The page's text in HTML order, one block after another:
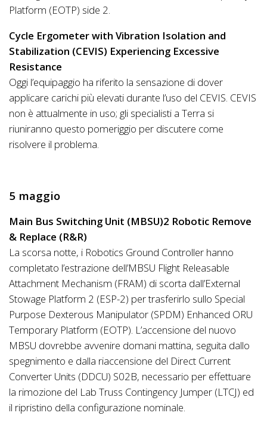
Platform (EOTP) side 2.
Cycle Ergometer with Vibration Isolation and
Stabilization (CEVIS) Experiencing Excessive
Resistance
Oggi l’equipaggio ha riferito la sensazione di dover
applicare carichi più elevati durante l’uso del CEVIS. CEVIS
non è attualmente in uso; gli specialisti a Terra si
riuniranno questo pomeriggio per discutere come
risolvere il problema.
5 maggio
Main Bus Switching Unit (MBSU)2 Robotic Remove
& Replace (R&R)
La scorsa notte, i Robotics Ground Controller hanno
completato l’estrazione dell’MBSU Flight Releasable
Attachment Mechanism (FRAM) di scorta dall’External
Stowage Platform 2 (ESP-2) per trasferirlo sullo Special
Purpose Dexterous Manipulator (SPDM) Enhanced ORU
Temporary Platform (EOTP). L’accensione del nuovo
MBSU dovrebbe avvenire domani mattina, seguita dallo
spegnimento e dalla riaccensione del Direct Current
Converter Units (DDCU) S02B, necessario per effettuare
la rimozione del Lab Truss Contingency Jumper (LTCJ) ed
il ripristino della configurazione nominale.